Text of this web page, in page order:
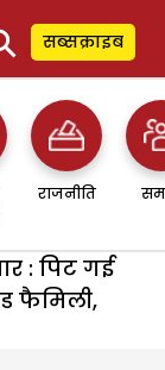
सब्सक्राइब
राजनीति
: पिट गई
फैमिली,